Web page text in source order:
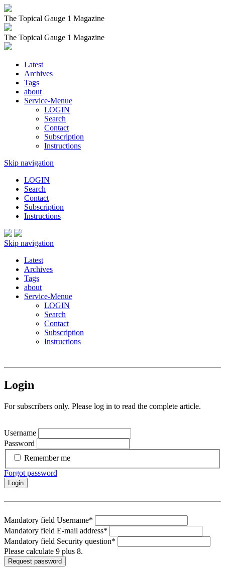
The Topical Gauge 1 Magazine
The Topical Gauge 1 Magazine
Latest
Archives
Tags
about
Service-Menue
LOGIN
Search
Contact
Subscription
Instructions
Skip navigation
LOGIN
Search
Contact
Subscription
Instructions
Skip navigation
Latest
Archives
Tags
about
Service-Menue
LOGIN
Search
Contact
Subscription
Instructions
Login
For subscribers only. Please log in to read the complete article.
Username
Password
Remember me
Forgot password
Login
Mandatory field Username*
Mandatory field E-mail address*
Mandatory field Security question*
Please calculate 9 plus 8.
Request password